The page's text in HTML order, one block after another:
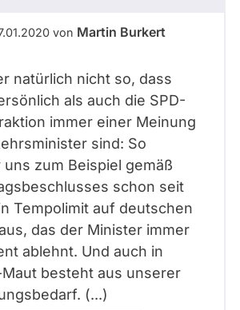
von Martin Burkert
natürlich nicht so, dass
als auch die SPD-
immer einer Meinung
sind: So
zum Beispiel gemäß
schon seit
Tempolimit auf deutschen
das der Minister immer
ablehnt. Und auch in
besteht aus unserer
(...)